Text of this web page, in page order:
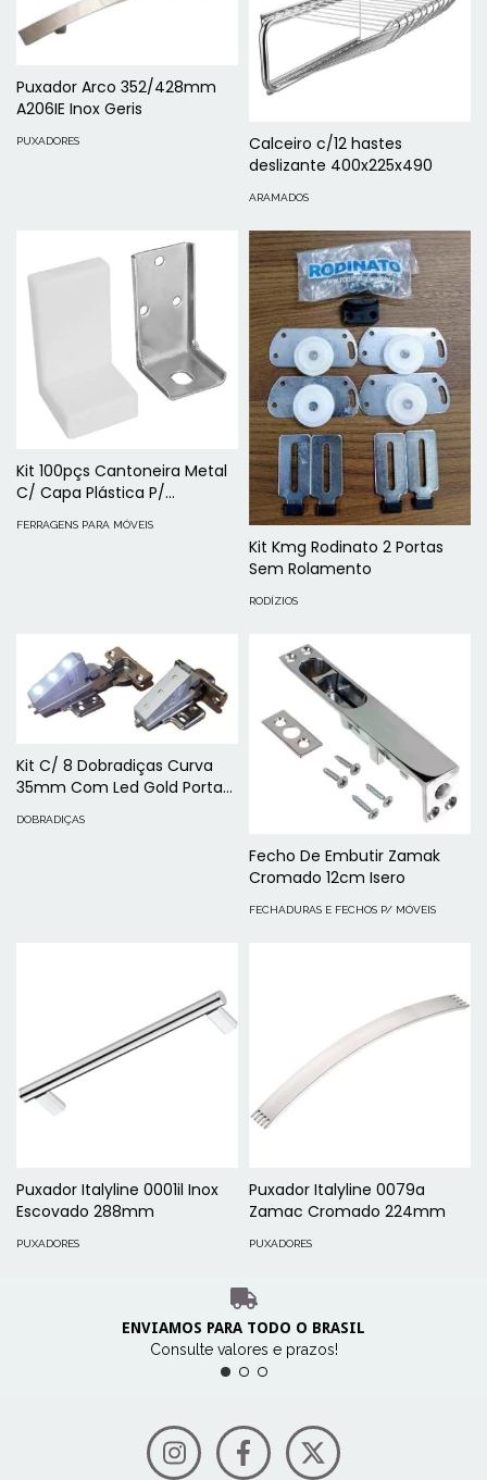
Puxador Arco 352/428mm
A206IE Inox Geris
PUXADORES
Calceiro c/12 hastes
deslizante 400x225x490
ARAMADOS
Kit 100pçs Cantoneira Metal
C/ Capa Plástica P/
FERRAGENS PARA MÓVEIS
Kit Kmg Rodinato 2 Portas
Sem Rolamento
RODÍZIOS
Kit C/ 8 Dobradiças Curva
35mm Com Led Gold Porta
DOBRADIÇAS
Fecho De Embutir Zamak
Cromado 12cm Isero
FECHADURAS E FECHOS P/ MÓVEIS
Puxador Italyline 0001il Inox
Escovado 288mm
PUXADORES
Puxador Italyline 0079a
Zamac Cromado 224mm
PUXADORES
ENVIAMOS PARA TODO O BRASIL
Consulte valores e prazos!